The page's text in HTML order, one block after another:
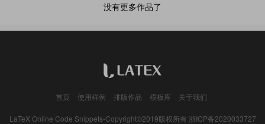
没有更多作品了
首页 使用样例 排版作品 模板库 关于我们
LaTeX Online Code Snippets-Copyright©2019版权所有 浙ICP备2020033727